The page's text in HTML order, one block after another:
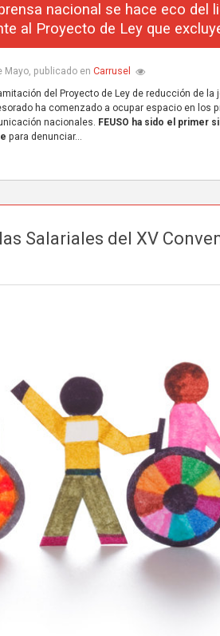
nacional se hace eco del
al Proyecto de Ley que
Mayo, publicado en Carrusel
del Proyecto de Ley de reducción de la
ha comenzado a ocupar espacio en los
nacionales. FEUSO ha sido el primer
para denunciar...
Salariales del XV